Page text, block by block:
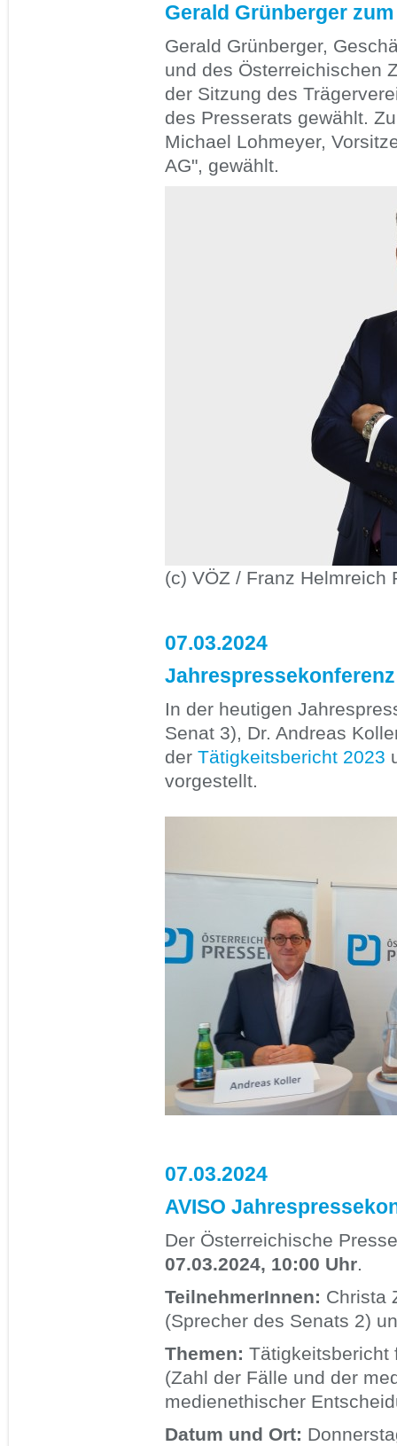
Gerald Grünberger
Gerald Grünberger,
und des Österreichischen
der Sitzung des
des Presserats gewählt.
Michael Lohmeyer,
AG", gewählt.
(c) VÖZ / Franz Helmreich
07.03.2024
In der heutigen
Senat 3), Dr. Andreas
der Tätigkeitsbericht 2023
vorgestellt.
07.03.2024
AVISO
Der Österreichische
07.03.2024, 10:00 Uhr.
TeilnehmerInnen: Christa
(Sprecher des Senats 2)
Themen: Tätigkeitsbericht
(Zahl der Fälle und der
medienethischer
Datum und Ort: